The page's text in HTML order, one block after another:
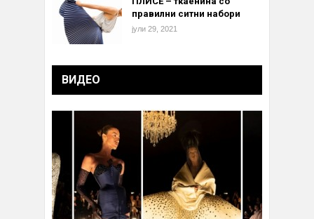
правилни ситни набори
јули 29, 2021
ВИДЕО